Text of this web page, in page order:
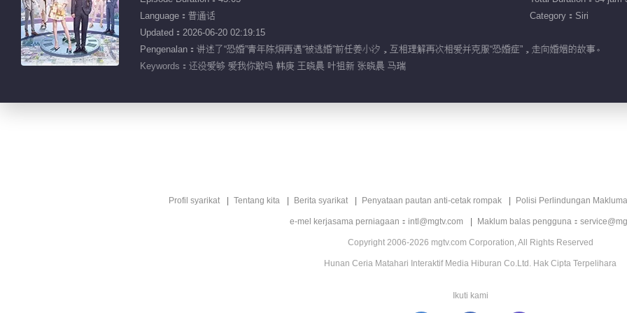
Language：普通话
Category：Siri
Updated：2026-06-20 02:19:15
Pengenalan：讲述了“恐婚”青年陈炯再遇“被逃婚”前任姜小汐，互相理解再次相爱并克服“恐婚症”，走向婚姻的故事。
Keywords： 还没爱够 爱我你敢吗 韩庚 王晓晨 叶祖新 张晓晨 马瑞
Profil syarikat Tentang kita Berita syarikat Penyataan pautan anti-cetak rompak Polisi Perlindungan
e-mel kerjasama perniagaan：intl@mgtv.com Maklum balas pengguna：
Copyright 2006-2026 mgtv.com Corporation, All Rights Reserved
Hunan Ceria Matahari Interaktif Media Hiburan Co.Ltd. Hak Cipta Terpelihara
Ikuti kami